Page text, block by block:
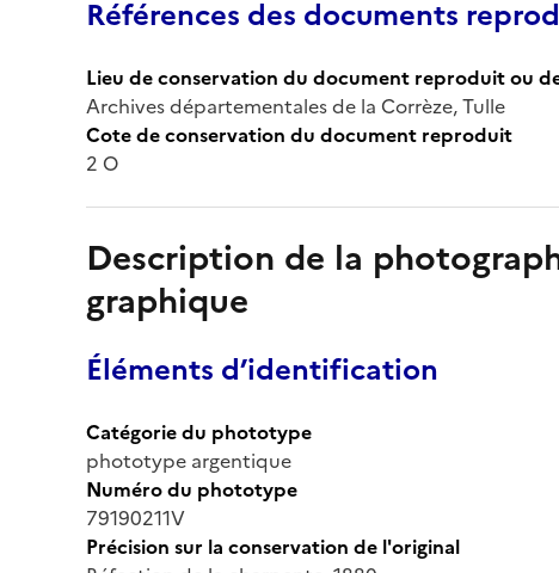
Références des documents
Lieu de conservation du document reproduit ou
Archives départementales de la Corrèze, Tulle
Cote de conservation du document reproduit
2 O
Description de la
graphique
Éléments d’identification
Catégorie du phototype
phototype argentique
Numéro du phototype
79190211V
Précision sur la conservation de l'original